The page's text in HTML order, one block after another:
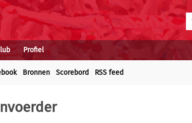
Profiel
Bronnen Scorebord RSS feed